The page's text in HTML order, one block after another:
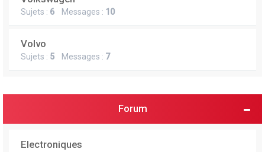
Sujets : 6 Messages : 10
Volvo
Sujets : 5 Messages : 7
Forum
Electroniques